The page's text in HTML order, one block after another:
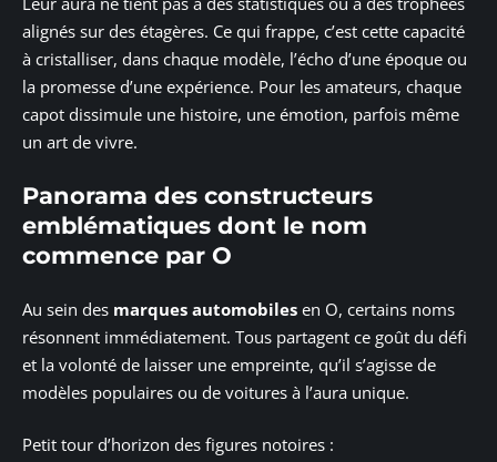
alignés sur des étagères. Ce qui frappe, c’est cette capacité
à cristalliser, dans chaque modèle, l’écho d’une époque ou
la promesse d’une expérience. Pour les amateurs, chaque
capot dissimule une histoire, une émotion, parfois même
un art de vivre.
Panorama des constructeurs
emblématiques dont le nom
commence par O
Au sein des marques automobiles en O, certains noms
résonnent immédiatement. Tous partagent ce goût du défi
et la volonté de laisser une empreinte, qu’il s’agisse de
modèles populaires ou de voitures à l’aura unique.
Petit tour d’horizon des figures notoires :